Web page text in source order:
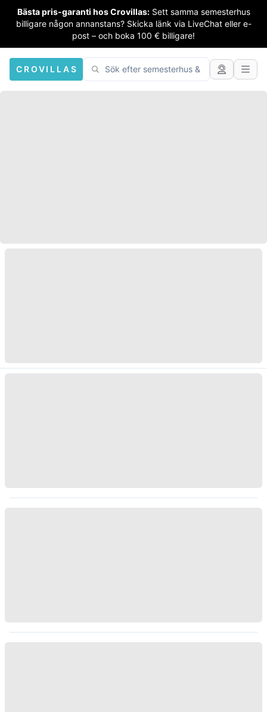
Bästa pris-garanti hos Crovillas: Sett samma semesterhus
billigare någon annanstans? Skicka länk via LiveChat eller e-
post – och boka 100 € billigare!
CROVILLAS